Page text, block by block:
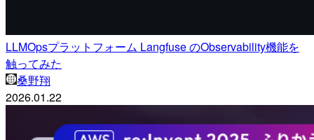
LLMOpsプラットフォーム Langfuse のObservability機能を
触ってみた
桑野翔
2026.01.22